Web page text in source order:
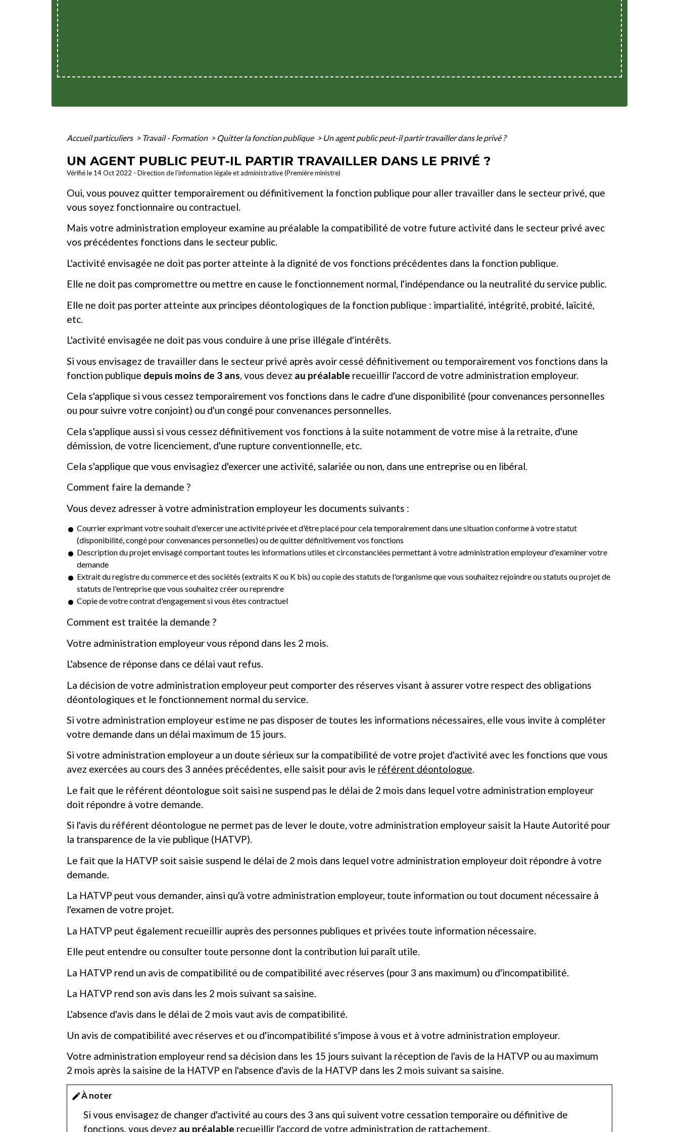
Accueil particuliers > Travail - Formation > Quitter la fonction publique > Un agent public peut-il partir travailler dans le privé ?
UN AGENT PUBLIC PEUT-IL PARTIR TRAVAILLER DANS LE PRIVÉ ?
Vérifié le 14 Oct 2022 - Direction de l'information légale et administrative (Première ministre)
Oui, vous pouvez quitter temporairement ou définitivement la fonction publique pour aller travailler dans le secteur privé, que
vous soyez fonctionnaire ou contractuel.
Mais votre administration employeur examine au préalable la compatibilité de votre future activité dans le secteur privé avec
vos précédentes fonctions dans le secteur public.
L'activité envisagée ne doit pas porter atteinte à la dignité de vos fonctions précédentes dans la fonction publique.
Elle ne doit pas compromettre ou mettre en cause le fonctionnement normal, l'indépendance ou la neutralité du service public.
Elle ne doit pas porter atteinte aux principes déontologiques de la fonction publique : impartialité, intégrité, probité, laïcité,
etc.
L'activité envisagée ne doit pas vous conduire à une prise illégale d'intérêts.
Si vous envisagez de travailler dans le secteur privé après avoir cessé définitivement ou temporairement vos fonctions dans la
fonction publique depuis moins de 3 ans, vous devez au préalable recueillir l'accord de votre administration employeur.
Cela s'applique si vous cessez temporairement vos fonctions dans le cadre d'une disponibilité (pour convenances personnelles
ou pour suivre votre conjoint) ou d'un congé pour convenances personnelles.
Cela s'applique aussi si vous cessez définitivement vos fonctions à la suite notamment de votre mise à la retraite, d'une
démission, de votre licenciement, d'une rupture conventionnelle, etc.
Cela s'applique que vous envisagiez d'exercer une activité, salariée ou non, dans une entreprise ou en libéral.
Comment faire la demande ?
Vous devez adresser à votre administration employeur les documents suivants :
Courrier exprimant votre souhait d'exercer une activité privée et d'être placé pour cela temporairement dans une situation conforme à votre statut
(disponibilité, congé pour convenances personnelles) ou de quitter définitivement vos fonctions
Description du projet envisagé comportant toutes les informations utiles et circonstanciées permettant à votre administration employeur d'examiner votre
demande
Extrait du registre du commerce et des sociétés (extraits K ou K bis) ou copie des statuts de l'organisme que vous souhaitez rejoindre ou statuts ou projet de
statuts de l'entreprise que vous souhaitez créer ou reprendre
Copie de votre contrat d'engagement si vous êtes contractuel
Comment est traitée la demande ?
Votre administration employeur vous répond dans les 2 mois.
L'absence de réponse dans ce délai vaut refus.
La décision de votre administration employeur peut comporter des réserves visant à assurer votre respect des obligations
déontologiques et le fonctionnement normal du service.
Si votre administration employeur estime ne pas disposer de toutes les informations nécessaires, elle vous invite à compléter
votre demande dans un délai maximum de 15 jours.
Si votre administration employeur a un doute sérieux sur la compatibilité de votre projet d'activité avec les fonctions que vous
avez exercées au cours des 3 années précédentes, elle saisit pour avis le référent déontologue.
Le fait que le référent déontologue soit saisi ne suspend pas le délai de 2 mois dans lequel votre administration employeur
doit répondre à votre demande.
Si l'avis du référent déontologue ne permet pas de lever le doute, votre administration employeur saisit la Haute Autorité pour
la transparence de la vie publique (HATVP).
Le fait que la HATVP soit saisie suspend le délai de 2 mois dans lequel votre administration employeur doit répondre à votre
demande.
La HATVP peut vous demander, ainsi qu'à votre administration employeur, toute information ou tout document nécessaire à
l'examen de votre projet.
La HATVP peut également recueillir auprès des personnes publiques et privées toute information nécessaire.
Elle peut entendre ou consulter toute personne dont la contribution lui paraît utile.
La HATVP rend un avis de compatibilité ou de compatibilité avec réserves (pour 3 ans maximum) ou d'incompatibilité.
La HATVP rend son avis dans les 2 mois suivant sa saisine.
L'absence d'avis dans le délai de 2 mois vaut avis de compatibilité.
Un avis de compatibilité avec réserves et ou d'incompatibilité s'impose à vous et à votre administration employeur.
Votre administration employeur rend sa décision dans les 15 jours suivant la réception de l'avis de la HATVP ou au maximum
2 mois après la saisine de la HATVP en l'absence d'avis de la HATVP dans les 2 mois suivant sa saisine.
editÀ noter
Si vous envisagez de changer d'activité au cours des 3 ans qui suivent votre cessation temporaire ou définitive de
fonctions, vous devez au préalable recueillir l'accord de votre administration de rattachement.